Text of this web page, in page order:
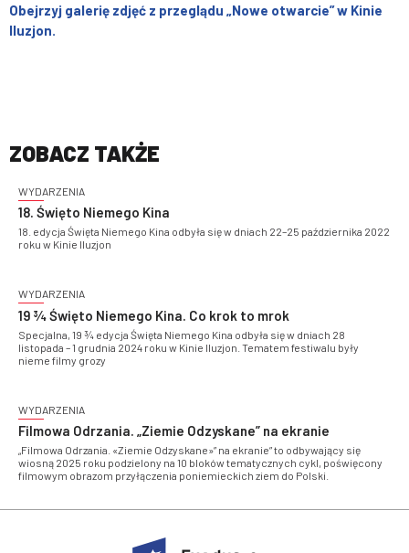
Obejrzyj galerię zdjęć z przeglądu „Nowe otwarcie” w Kinie
Iluzjon.
ZOBACZ TAKŻE
WYDARZENIA
18. Święto Niemego Kina
18. edycja Święta Niemego Kina odbyła się w dniach 22–25 października 2022
roku w Kinie Iluzjon
WYDARZENIA
19 ¾ Święto Niemego Kina. Co krok to mrok
Specjalna, 19 ¾ edycja Święta Niemego Kina odbyła się w dniach 28
listopada – 1 grudnia 2024 roku w Kinie Iluzjon. Tematem festiwalu były
nieme filmy grozy
WYDARZENIA
Filmowa Odrzania. „Ziemie Odzyskane” na ekranie
„Filmowa Odrzania. «Ziemie Odzyskane»” na ekranie” to odbywający się
wiosną 2025 roku podzielony na 10 bloków tematycznych cykl, poświęcony
filmowym obrazom przyłączenia poniemieckich ziem do Polski.